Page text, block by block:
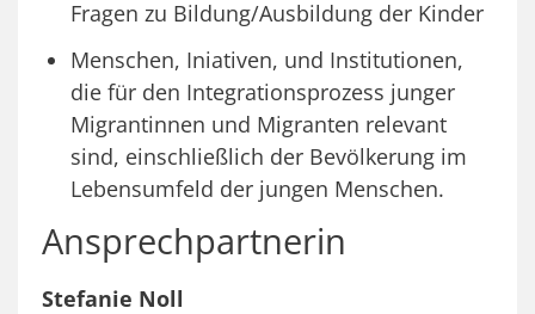
Fragen zu Bildung/Ausbildung der Kinder
Menschen, Iniativen, und Institutionen,
die für den Integrationsprozess junger
Migrantinnen und Migranten relevant
sind, einschließlich der Bevölkerung im
Lebensumfeld der jungen Menschen.
Ansprechpartnerin
Stefanie Noll